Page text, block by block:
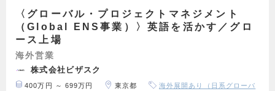
〈グローバル・プロジェクトマネジメント
（Global ENS事業）〉英語を活かす／グロ
ース上場
海外営業
株式会社ビザスク
400万円 ～ 699万円 東京都
海外展開あり（日系グローバ